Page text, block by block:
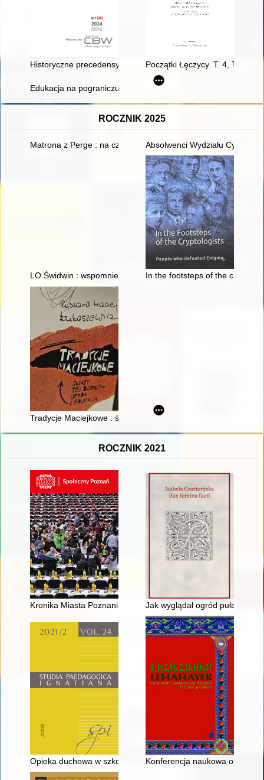
Historyczne precedensy powojennego duszpasterstwa
Początki Łęczycy. T. 4, The
Edukacja na pograniczu a pogranicza edukacji : konteksty i
ROCZNIK 2025
Matrona z Perge : na czele podwójnego klasztoru w
Absolwenci Wydziału
LO Świdwin : wspomnienia absolwentów : rocznik 1975
In the footsteps of the
Tradycje Maciejkowe : świat tej szkoły - uroda i edukacja
ROCZNIK 2021
Kronika Miasta Poznania. 2021, [nr] 3,Jak wyglądał ogród puławski
Opieka duchowa w szkolnictwie jezuickim od XVI do XVIII
Konferencja naukowa on-line